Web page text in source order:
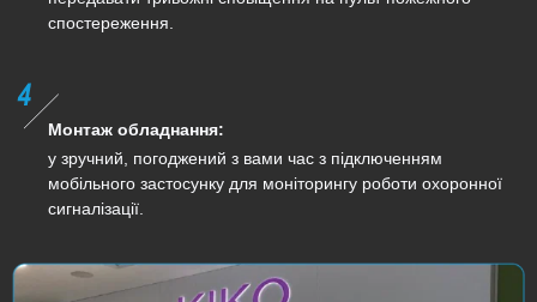
спостереження.
Монтаж обладнання:
у зручний, погоджений з вами час з підключенням
мобільного застосунку для моніторингу роботи охоронної
сигналізації.